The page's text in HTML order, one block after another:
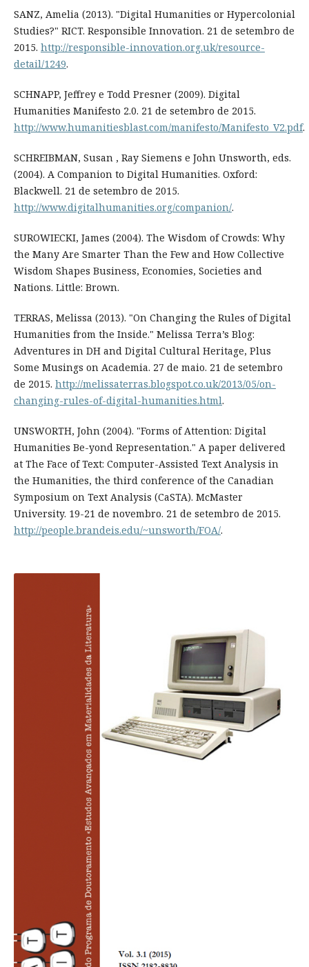
SANZ, Amelia (2013). "Digital Humanities or Hypercolonial
Studies?" RICT. Responsible Innovation. 21 de setembro de
2015. http://responsible-innovation.org.uk/resource-
detail/1249.
SCHNAPP, Jeffrey e Todd Presner (2009). Digital
Humanities Manifesto 2.0. 21 de setembro de 2015.
http://www.humanitiesblast.com/manifesto/Manifesto_V2.pdf.
SCHREIBMAN, Susan , Ray Siemens e John Unsworth, eds.
(2004). A Companion to Digital Humanities. Oxford:
Blackwell. 21 de setembro de 2015.
http://www.digitalhumanities.org/companion/.
SUROWIECKI, James (2004). The Wisdom of Crowds: Why
the Many Are Smarter Than the Few and How Collective
Wisdom Shapes Business, Economies, Societies and
Nations. Little: Brown.
TERRAS, Melissa (2013). "On Changing the Rules of Digital
Humanities from the Inside." Melissa Terra’s Blog:
Adventures in DH and Digital Cultural Heritage, Plus
Some Musings on Academia. 27 de maio. 21 de setembro
de 2015. http://melissaterras.blogspot.co.uk/2013/05/on-
changing-rules-of-digital-humanities.html.
UNSWORTH, John (2004). "Forms of Attention: Digital
Humanities Be-yond Representation." A paper delivered
at The Face of Text: Computer-Assisted Text Analysis in
the Humanities, the third conference of the Canadian
Symposium on Text Analysis (CaSTA). McMaster
University. 19-21 de novembro. 21 de setembro de 2015.
http://people.brandeis.edu/~unsworth/FOA/.